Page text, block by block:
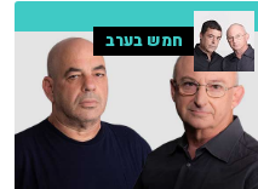
חמש בערב